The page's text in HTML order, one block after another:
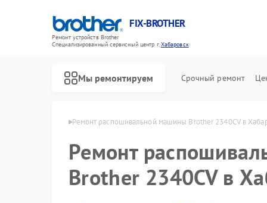
FIX-BROTHER
Ремонт устройств Brother
Специализированный cервисный центр г.Хабаровск
Мы ремонтируем Срочный ремонт
Ремонт распошивальной машины Brother 2340CV в
Ремонт
Brother 2340CV в